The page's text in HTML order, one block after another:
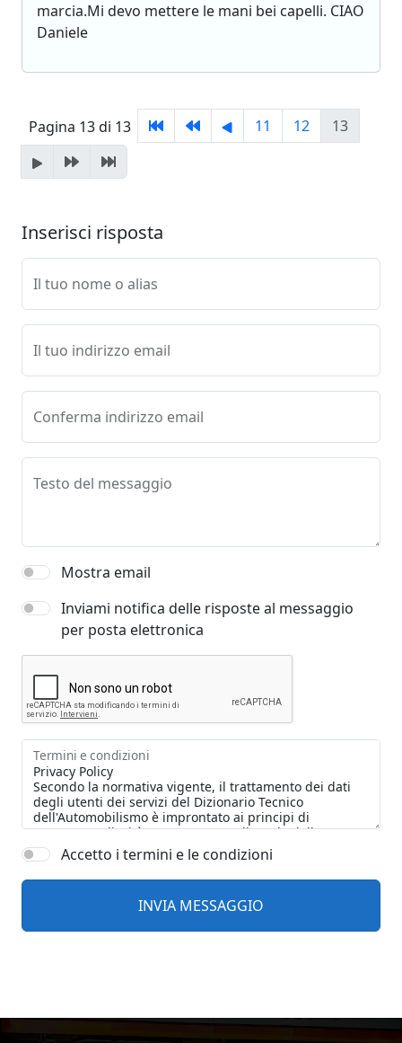
marcia.Mi devo mettere le mani bei capelli. CIAO
Daniele
Pagina 13 di 13 11 12 13
Inserisci risposta
Il tuo nome o alias
Il tuo indirizzo email
Conferma indirizzo email
Testo del messaggio
Mostra email
Inviami notifica delle risposte al messaggio
per posta elettronica
Termini e condizioni
Accetto i termini e le condizioni